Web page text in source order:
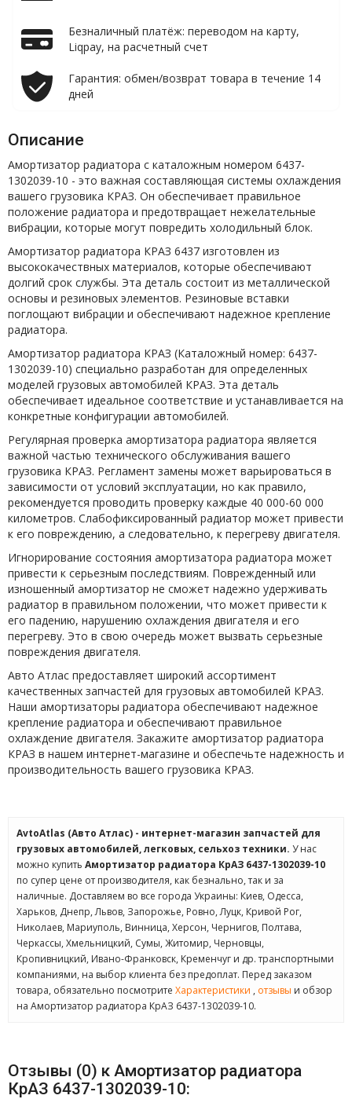
Безналичный платёж: переводом на карту,
Liqpay, на расчетный счет
Гарантия: обмен/возврат товара в течение 14
дней
Описание
Амортизатор радиатора с каталожным номером 6437-
1302039-10 - это важная составляющая системы охлаждения
вашего грузовика КРАЗ. Он обеспечивает правильное
положение радиатора и предотвращает нежелательные
вибрации, которые могут повредить холодильный блок.
Амортизатор радиатора КРАЗ 6437 изготовлен из
высококачествных материалов, которые обеспечивают
долгий срок службы. Эта деталь состоит из металлической
основы и резиновых элементов. Резиновые вставки
поглощают вибрации и обеспечивают надежное крепление
радиатора.
Амортизатор радиатора КРАЗ (Каталожный номер: 6437-
1302039-10) специально разработан для определенных
моделей грузовых автомобилей КРАЗ. Эта деталь
обеспечивает идеальное соответствие и устанавливается на
конкретные конфигурации автомобилей.
Регулярная проверка амортизатора радиатора является
важной частью технического обслуживания вашего
грузовика КРАЗ. Регламент замены может варьироваться в
зависимости от условий эксплуатации, но как правило,
рекомендуется проводить проверку каждые 40 000-60 000
километров. Слабофиксированный радиатор может привести
к его повреждению, а следовательно, к перегреву двигателя.
Игнорирование состояния амортизатора радиатора может
привести к серьезным последствиям. Поврежденный или
изношенный амортизатор не сможет надежно удерживать
радиатор в правильном положении, что может привести к
его падению, нарушению охлаждения двигателя и его
перегреву. Это в свою очередь может вызвать серьезные
повреждения двигателя.
Авто Атлас предоставляет широкий ассортимент
качественных запчастей для грузовых автомобилей КРАЗ.
Наши амортизаторы радиатора обеспечивают надежное
крепление радиатора и обеспечивают правильное
охлаждение двигателя. Закажите амортизатор радиатора
КРАЗ в нашем интернет-магазине и обеспечьте надежность и
производительность вашего грузовика КРАЗ.
AvtoAtlas (Авто Атлас) - интернет-магазин запчастей для
грузовых автомобилей, легковых, сельхоз техники. У нас
можно купить Амортизатор радиатора КрАЗ 6437-1302039-10
по супер цене от производителя, как безнально, так и за
наличные. Доставляем во все города Украины: Киев, Одесса,
Харьков, Днепр, Львов, Запорожье, Ровно, Луцк, Кривой Рог,
Николаев, Мариуполь, Винница, Херсон, Чернигов, Полтава,
Черкассы, Хмельницкий, Сумы, Житомир, Черновцы,
Кропивницкий, Ивано-Франковск, Кременчуг и др. транспортными
компаниями, на выбор клиента без предоплат. Перед заказом
товара, обязательно посмотрите Характеристики , отзывы и обзор
на Амортизатор радиатора КрАЗ 6437-1302039-10.
Отзывы (0) к Амортизатор радиатора
КрАЗ 6437-1302039-10: